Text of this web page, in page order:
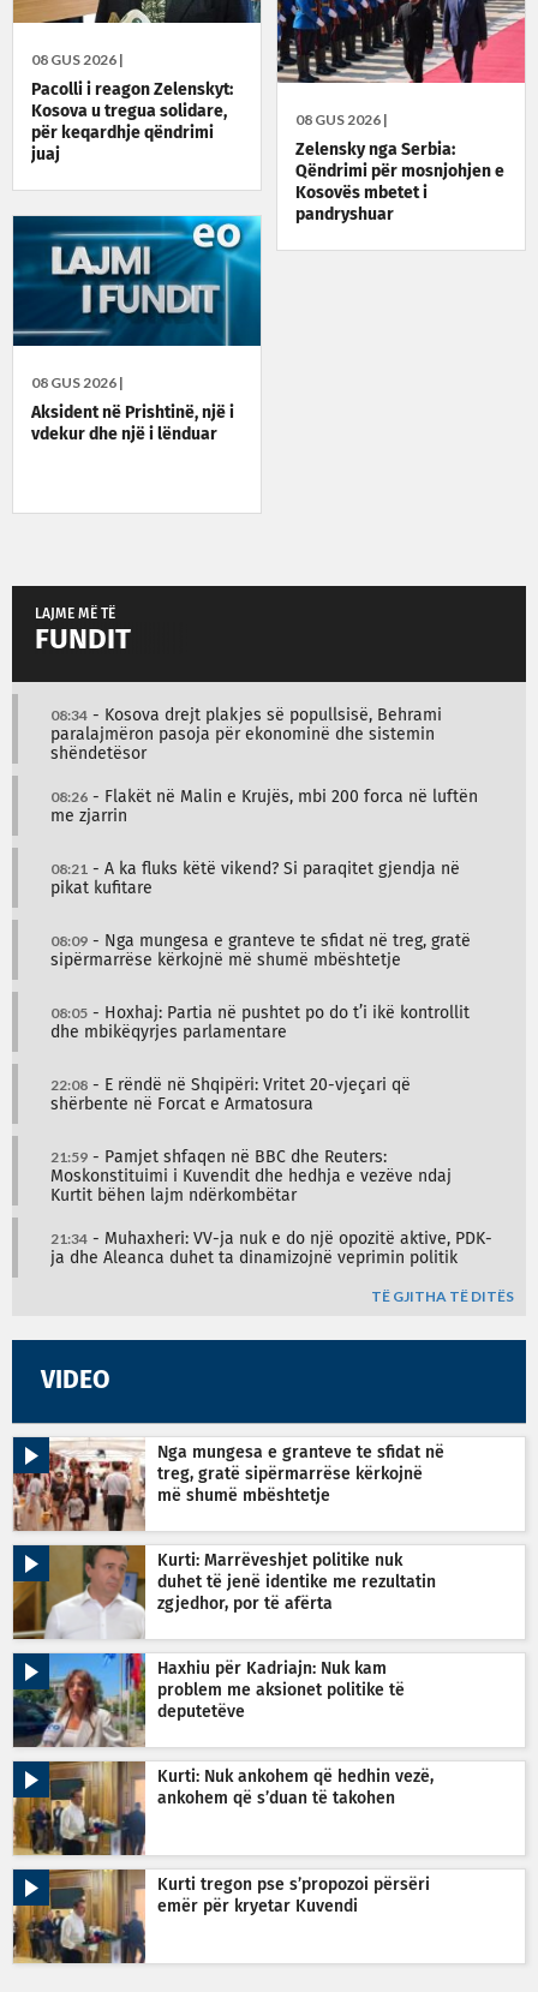
08 GUS 2026 |
Pacolli i reagon Zelenskyt:
Kosova u tregua solidare,
për keqardhje qëndrimi
juaj
08 GUS 2026 |
Zelensky nga Serbia:
Qëndrimi për mosnjohjen e
Kosovës mbetet i
pandryshuar
08 GUS 2026 |
Aksident në Prishtinë, një i
vdekur dhe një i lënduar
LAJME MË TË
FUNDIT
08:34 - Kosova drejt plakjes së popullsisë, Behrami
paralajmëron pasoja për ekonominë dhe sistemin
shëndetësor
08:26 - Flakët në Malin e Krujës, mbi 200 forca në luftën
me zjarrin
08:21 - A ka fluks këtë vikend? Si paraqitet gjendja në
pikat kufitare
08:09 - Nga mungesa e granteve te sfidat në treg, gratë
sipërmarrëse kërkojnë më shumë mbështetje
08:05 - Hoxhaj: Partia në pushtet po do t’i ikë kontrollit
dhe mbikëqyrjes parlamentare
22:08 - E rëndë në Shqipëri: Vritet 20-vjeçari që
shërbente në Forcat e Armatosura
21:59 - Pamjet shfaqen në BBC dhe Reuters:
Moskonstituimi i Kuvendit dhe hedhja e vezëve ndaj
Kurtit bëhen lajm ndërkombëtar
21:34 - Muhaxheri: VV-ja nuk e do një opozitë aktive, PDK-
ja dhe Aleanca duhet ta dinamizojnë veprimin politik
TË GJITHA TË DITËS
VIDEO
Nga mungesa e granteve te sfidat në
treg, gratë sipërmarrëse kërkojnë
më shumë mbështetje
Kurti: Marrëveshjet politike nuk
duhet të jenë identike me rezultatin
zgjedhor, por të afërta
Haxhiu për Kadriajn: Nuk kam
problem me aksionet politike të
deputetëve
Kurti: Nuk ankohem që hedhin vezë,
ankohem që s’duan të takohen
Kurti tregon pse s’propozoi përsëri
emër për kryetar Kuvendi